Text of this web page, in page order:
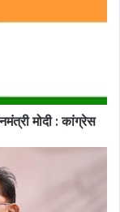
मोदी : कांग्रेस